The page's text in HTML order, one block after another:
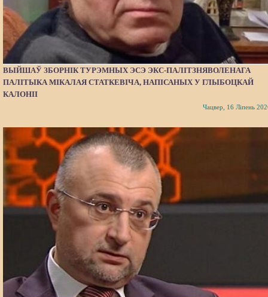
ВЫЙШАЎ ЗБОРНІК ТУРЭМНЫХ ЭСЭ ЭКС-ПАЛІТЗНЯВОЛЕНАГА
ПАЛІТЫКА МІКАЛАЯ СТАТКЕВІЧА, НАПІСАНЫХ У ГЛЫБОЦКАЙ
КАЛОНІІ
Чацвер, 16 Ліпень